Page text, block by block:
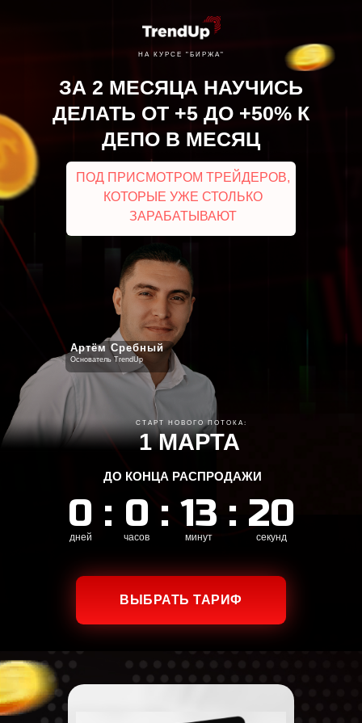
Артём Сребный
Основатель TrendUp
НА КУРСЕ "БИРЖА"
1 МАРТА
0
дней
: 0
часов
: 13
минут
: 19
секунд
ДО КОНЦА РАСПРОДАЖИ
ПОД ПРИСМОТРОМ ТРЕЙДЕРОВ,
КОТОРЫЕ УЖЕ СТОЛЬКО
ЗАРАБАТЫВАЮТ
ЗА 2 МЕСЯЦА НАУЧИСЬ
ДЕЛАТЬ ОТ +5 ДО +50% К
ДЕПО В МЕСЯЦ
ВЫБРАТЬ ТАРИФ
СТАРТ НОВОГО ПОТОКА: